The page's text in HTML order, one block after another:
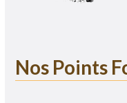
Nos Points